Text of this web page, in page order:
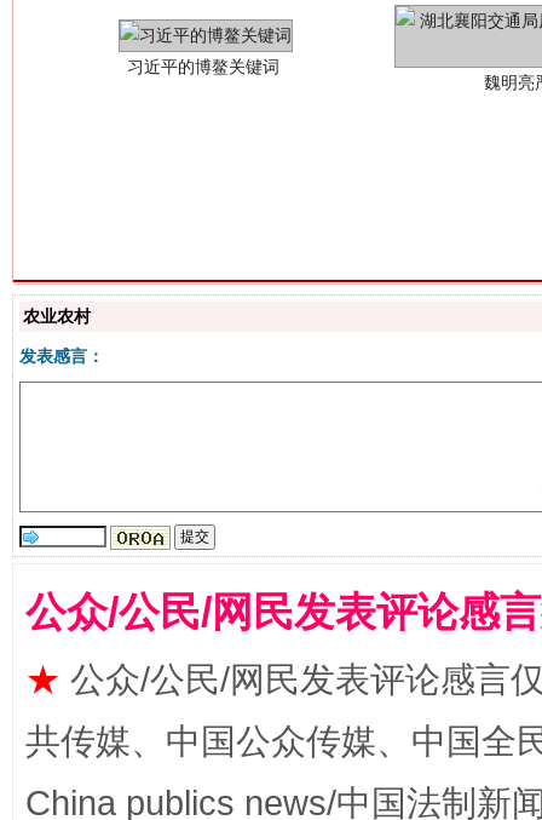
揭批美国五大"原罪"
农业农村
发表感言：
公众/公民/网民发表评论感
★ 公众/公民/网民发表评论感言
共传媒、中国公众传媒、中国全
China publics news/中国法制新